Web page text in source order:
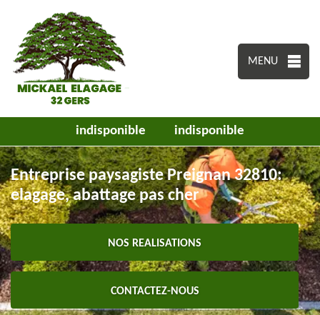
MENU
indisponible indisponible
Entreprise paysagiste Preignan 32810:
elagage, abattage pas cher
NOS REALISATIONS
CONTACTEZ-NOUS